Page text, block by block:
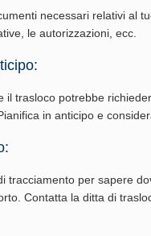
necessari relativi al
le autorizzazioni, ecc.
il trasloco potrebbe
in anticipo e
tracciamento per sapere
Contatta la ditta di